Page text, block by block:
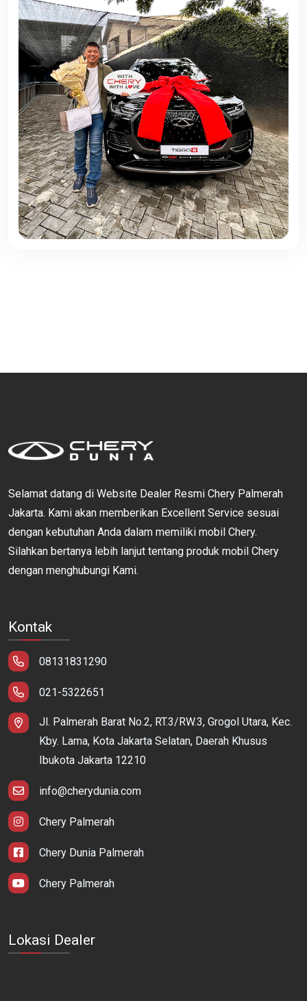
Selamat datang di Website Dealer Resmi Chery Palmerah
Jakarta. Kami akan memberikan Excellent Service sesuai
dengan kebutuhan Anda dalam memiliki mobil Chery.
Silahkan bertanya lebih lanjut tentang produk mobil Chery
dengan menghubungi Kami.
Kontak
08131831290
021-5322651
Jl. Palmerah Barat No.2, RT.3/RW.3, Grogol Utara, Kec.
Kby. Lama, Kota Jakarta Selatan, Daerah Khusus
Ibukota Jakarta 12210
info@cherydunia.com
Chery Palmerah
Chery Dunia Palmerah
Chery Palmerah
Lokasi Dealer